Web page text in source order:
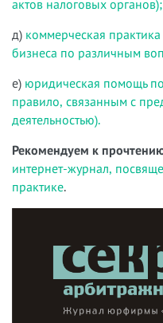
актов налоговых органов);
д) коммерческая
бизнеса по различным
е) юридическая помощь
правило, связанным с
деятельностью).
Рекомендуем к
интернет-журнал,
практике.